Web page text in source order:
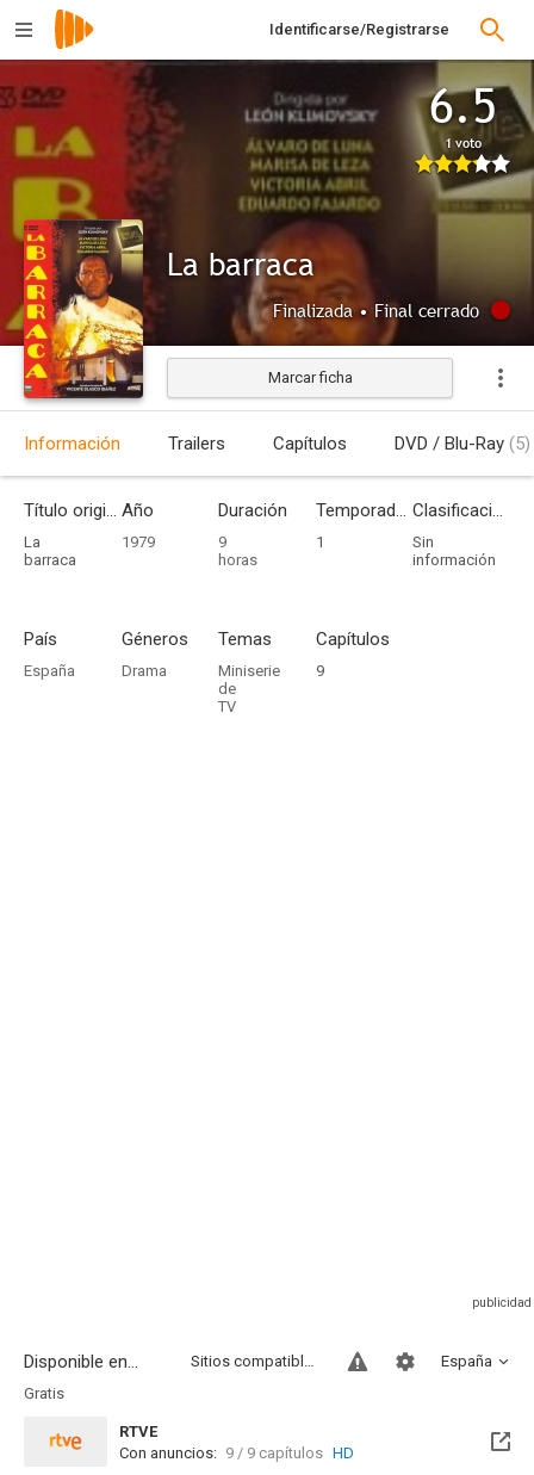
Identificarse/Registrarse
6.5
1 voto
La barraca
Finalizada • Final cerrado
Marcar ficha
Información Trailers Capítulos DVD / Blu-Ray (5)
Título original
La
barraca
Año
1979
Duración
9
horas
Temporadas
1
Clasificación por edades
Sin
información
País
España
Géneros
Drama
Temas
Miniserie
de
TV
Capítulos
9
Disponible en... España
Sitios compatibles
Gratis
RTVE
Disponible hasta el Dom, 29 Jul 2029 (Quedan 2 años)
Con anuncios: 9 / 9 capítulos HD